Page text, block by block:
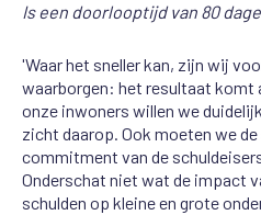
Is een doorlooptijd van 80
'Waar het sneller kan, zijn wij
waarborgen: het resultaat komt
onze inwoners willen we
zicht daarop. Ook moeten we
commitment van de
Onderschat niet wat de impact
schulden op kleine en grote